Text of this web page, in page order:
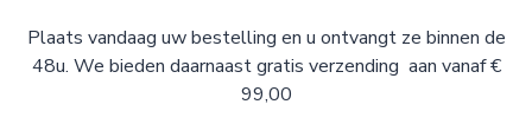
Plaats vandaag uw bestelling en u ontvangt ze binnen de
48u. We bieden daarnaast gratis verzending aan vanaf €
99,00